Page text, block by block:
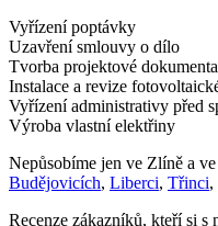
Vyřízení poptávky
Uzavření smlouvy o dílo
Tvorba projektové
Instalace a revize
Vyřízení administrativy před
Výroba vlastní elektřiny
Nepůsobíme jen ve Zlíně a
Budějovicích, Liberci, Třinci,
Recenze zákazníků, kteří si